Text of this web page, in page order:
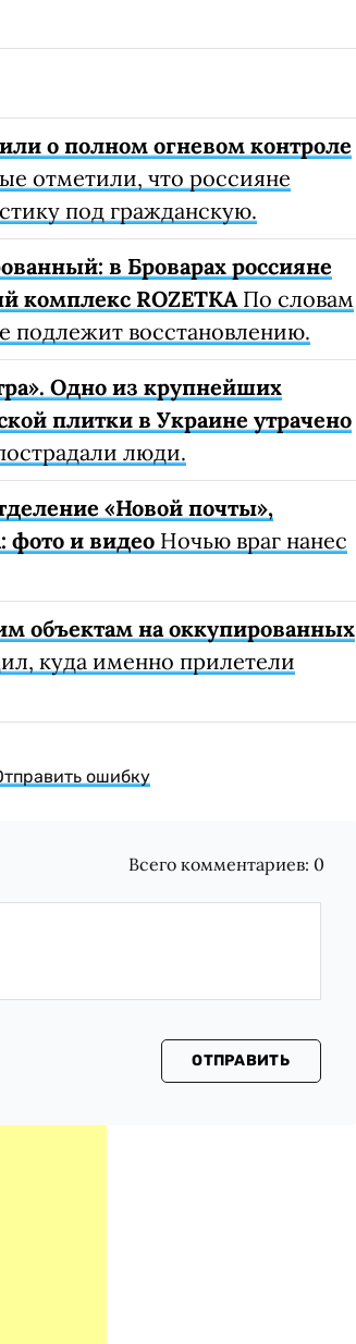
о полном огневом контроле
отметили, что россияне
под гражданскую.
в Броварах россияне
комплекс ROZETKAПо словам
подлежит восстановлению.
Одно из крупнейших
плитки в Украине утрачено
люди.
«Новой почты»,
фото и видео Ночью враг нанес
объектам на оккупированных
куда именно прилетели
ошибку
Всего комментариев: 0
ОТПРАВИТЬ